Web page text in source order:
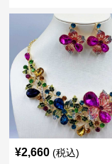
¥2,660 (税込)